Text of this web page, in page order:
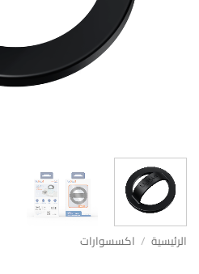
الرئيسية / اكسسوارات